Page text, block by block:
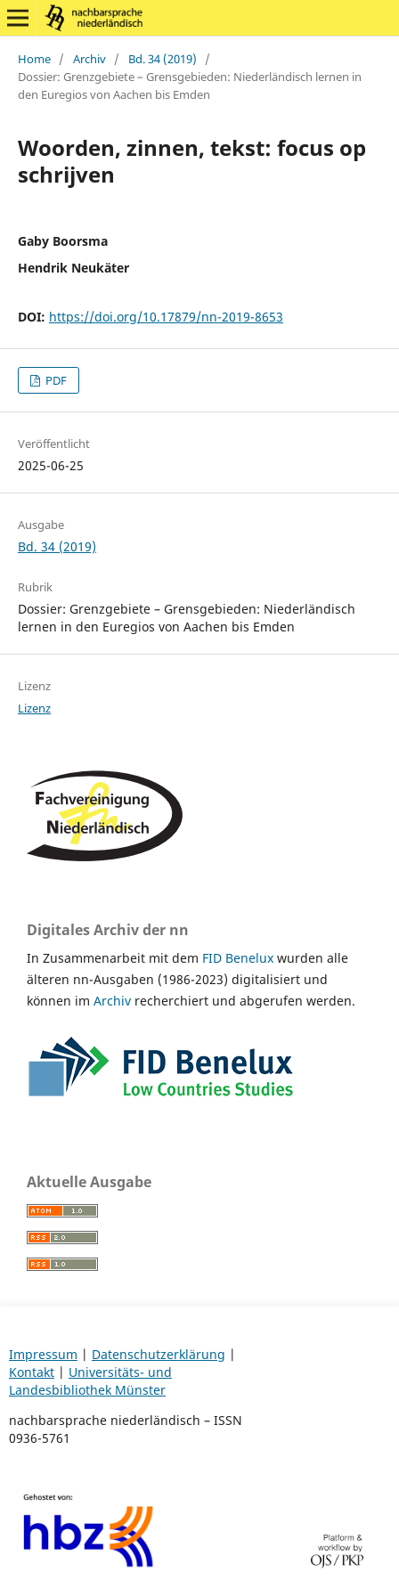
Home / Archiv / Bd. 34 (2019)
/
Dossier: Grenzgebiete – Grensgebieden: Niederländisch lernen in
den Euregios von Aachen bis Emden
Woorden, zinnen, tekst: focus op
schrijven
Gaby Boorsma
Hendrik Neukäter
DOI: https://doi.org/10.17879/nn-2019-8653
PDF
Veröffentlicht
2025-06-25
Ausgabe
Bd. 34 (2019)
Rubrik
Dossier: Grenzgebiete – Grensgebieden: Niederländisch
lernen in den Euregios von Aachen bis Emden
Lizenz
Lizenz
Digitales Archiv der nn
In Zusammenarbeit mit dem FID Benelux wurden alle
älteren nn-Ausgaben (1986-2023) digitalisiert und
können im Archiv recherchiert und abgerufen werden.
Aktuelle Ausgabe
Impressum | Datenschutzerklärung |
Kontakt| Universitäts- und
Landesbibliothek Münster
nachbarsprache niederländisch – ISSN
0936-5761